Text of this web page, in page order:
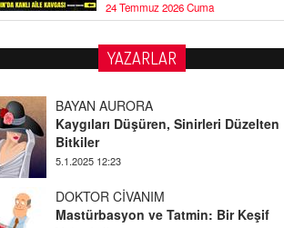
24 Temmuz 2026 Cuma
YAZARLAR
BAYAN AURORA
Kaygıları Düşüren, Sinirleri Düzelten
Bitkiler
5.1.2025 12:23
DOKTOR CİVANIM
Mastürbasyon ve Tatmin: Bir Keşif